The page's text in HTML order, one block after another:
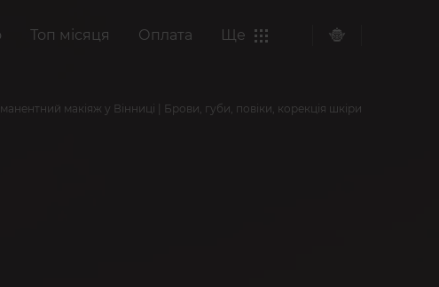
Топ місяця Оплата Ще
макіяж у Вінниці | Брови, губи, повіки, корекція шкіри